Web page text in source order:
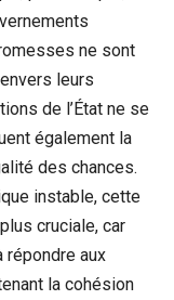
ne sont
leurs
de l’État ne se
également la
des chances.
instable, cette
cruciale, car
répondre aux
la cohésion